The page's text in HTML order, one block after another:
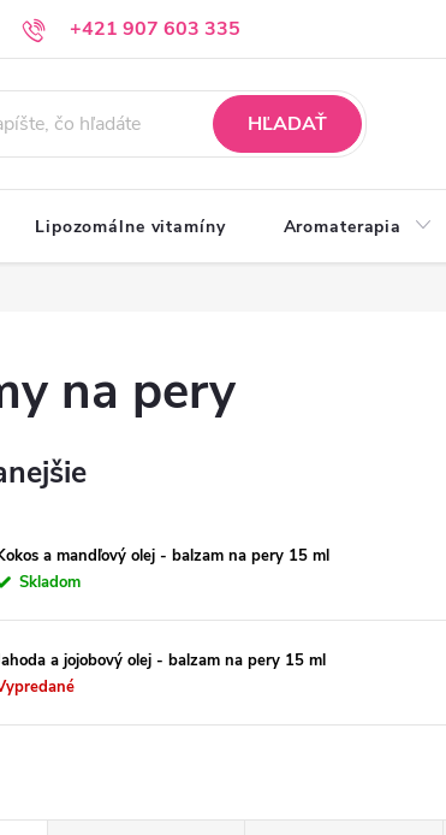
+421 907 603 335
info@krasazprirody.sk
údajov Moja objednávka
HĽADAŤ
Lipozomálne vitamíny Aromaterapia
na pery
a mandľový olej - balzam na pery 15 ml
Skladom
a jojobový olej - balzam na pery 15 ml